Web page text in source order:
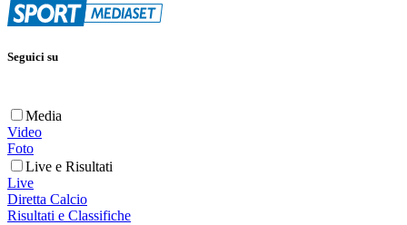
Seguici su
Media
Video
Foto
Live e Risultati
Live
Diretta Calcio
Risultati e Classifiche